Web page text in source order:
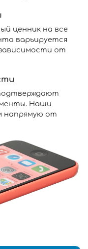
ценник на все
варьируется
зависимости от
Наши
напрямую от